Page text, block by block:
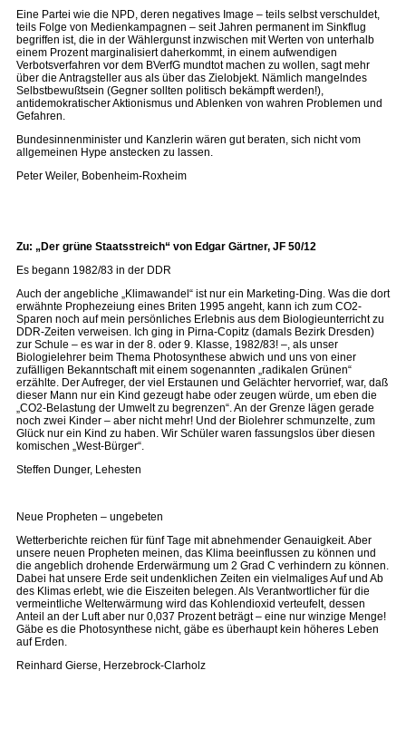
Eine Partei wie die NPD, deren negatives Image – teils selbst verschuldet,
teils Folge von Medienkampagnen – seit Jahren permanent im Sinkflug
begriffen ist, die in der Wählergunst inzwischen mit Werten von unterhalb
einem Prozent marginalisiert daherkommt, in einem aufwendigen
Verbotsverfahren vor dem BVerfG mundtot machen zu wollen, sagt mehr
über die Antragsteller aus als über das Zielobjekt. Nämlich mangelndes
Selbstbewußtsein (Gegner sollten politisch bekämpft werden!),
antidemokratischer Aktionismus und Ablenken von wahren Problemen und
Gefahren.
Bundesinnenminister und Kanzlerin wären gut beraten, sich nicht vom
allgemeinen Hype anstecken zu lassen.
Peter Weiler, Bobenheim-Roxheim
Zu: „Der grüne Staatsstreich“ von Edgar Gärtner, JF 50/12
Es begann 1982/83 in der DDR
Auch der angebliche „Klimawandel“ ist nur ein Marketing-Ding. Was die dort
erwähnte Prophezeiung eines Briten 1995 angeht, kann ich zum CO2-
Sparen noch auf mein persönliches Erlebnis aus dem Biologieunterricht zu
DDR-Zeiten verweisen. Ich ging in Pirna-Copitz (damals Bezirk Dresden)
zur Schule – es war in der 8. oder 9. Klasse, 1982/83! –, als unser
Biologielehrer beim Thema Photosynthese abwich und uns von einer
zufälligen Bekanntschaft mit einem sogenannten „radikalen Grünen“
erzählte. Der Aufreger, der viel Erstaunen und Gelächter hervorrief, war, daß
dieser Mann nur ein Kind gezeugt habe oder zeugen würde, um eben die
„CO2-Belastung der Umwelt zu begrenzen“. An der Grenze lägen gerade
noch zwei Kinder – aber nicht mehr! Und der Biolehrer schmunzelte, zum
Glück nur ein Kind zu haben. Wir Schüler waren fassungslos über diesen
komischen „West-Bürger“.
Steffen Dunger, Lehesten
Neue Propheten – ungebeten
Wetterberichte reichen für fünf Tage mit abnehmender Genauigkeit. Aber
unsere neuen Propheten meinen, das Klima beeinflussen zu können und
die angeblich drohende Erderwärmung um 2 Grad C verhindern zu können.
Dabei hat unsere Erde seit undenklichen Zeiten ein vielmaliges Auf und Ab
des Klimas erlebt, wie die Eiszeiten belegen. Als Verantwortlicher für die
vermeintliche Welterwärmung wird das Kohlendioxid verteufelt, dessen
Anteil an der Luft aber nur 0,037 Prozent beträgt – eine nur winzige Menge!
Gäbe es die Photosynthese nicht, gäbe es überhaupt kein höheres Leben
auf Erden.
Reinhard Gierse, Herzebrock-Clarholz